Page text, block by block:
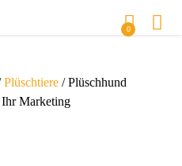
0
Plüschtiere / Plüschhund
Marketing